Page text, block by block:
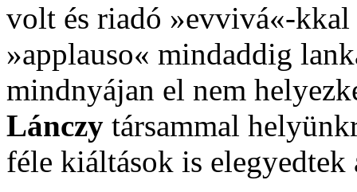
volt és riadó »evvivá«-kkal
»applauso« mindaddig
mindnyájan el nem
Lánczy társammal
féle kiáltások is